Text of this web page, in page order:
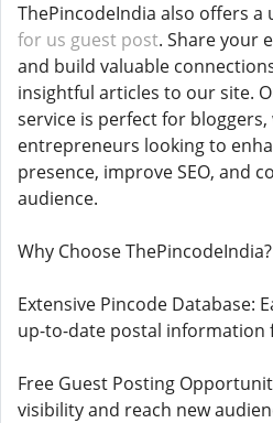
ThePincodeIndia also offers a
for us guest post. Share your
and build valuable
insightful articles to our site.
service is perfect for
entrepreneurs looking to
presence, improve SEO, and
audience.
Why Choose ThePincodeIndia?
Extensive Pincode Database:
up-to-date postal information
Free Guest Posting
visibility and reach new